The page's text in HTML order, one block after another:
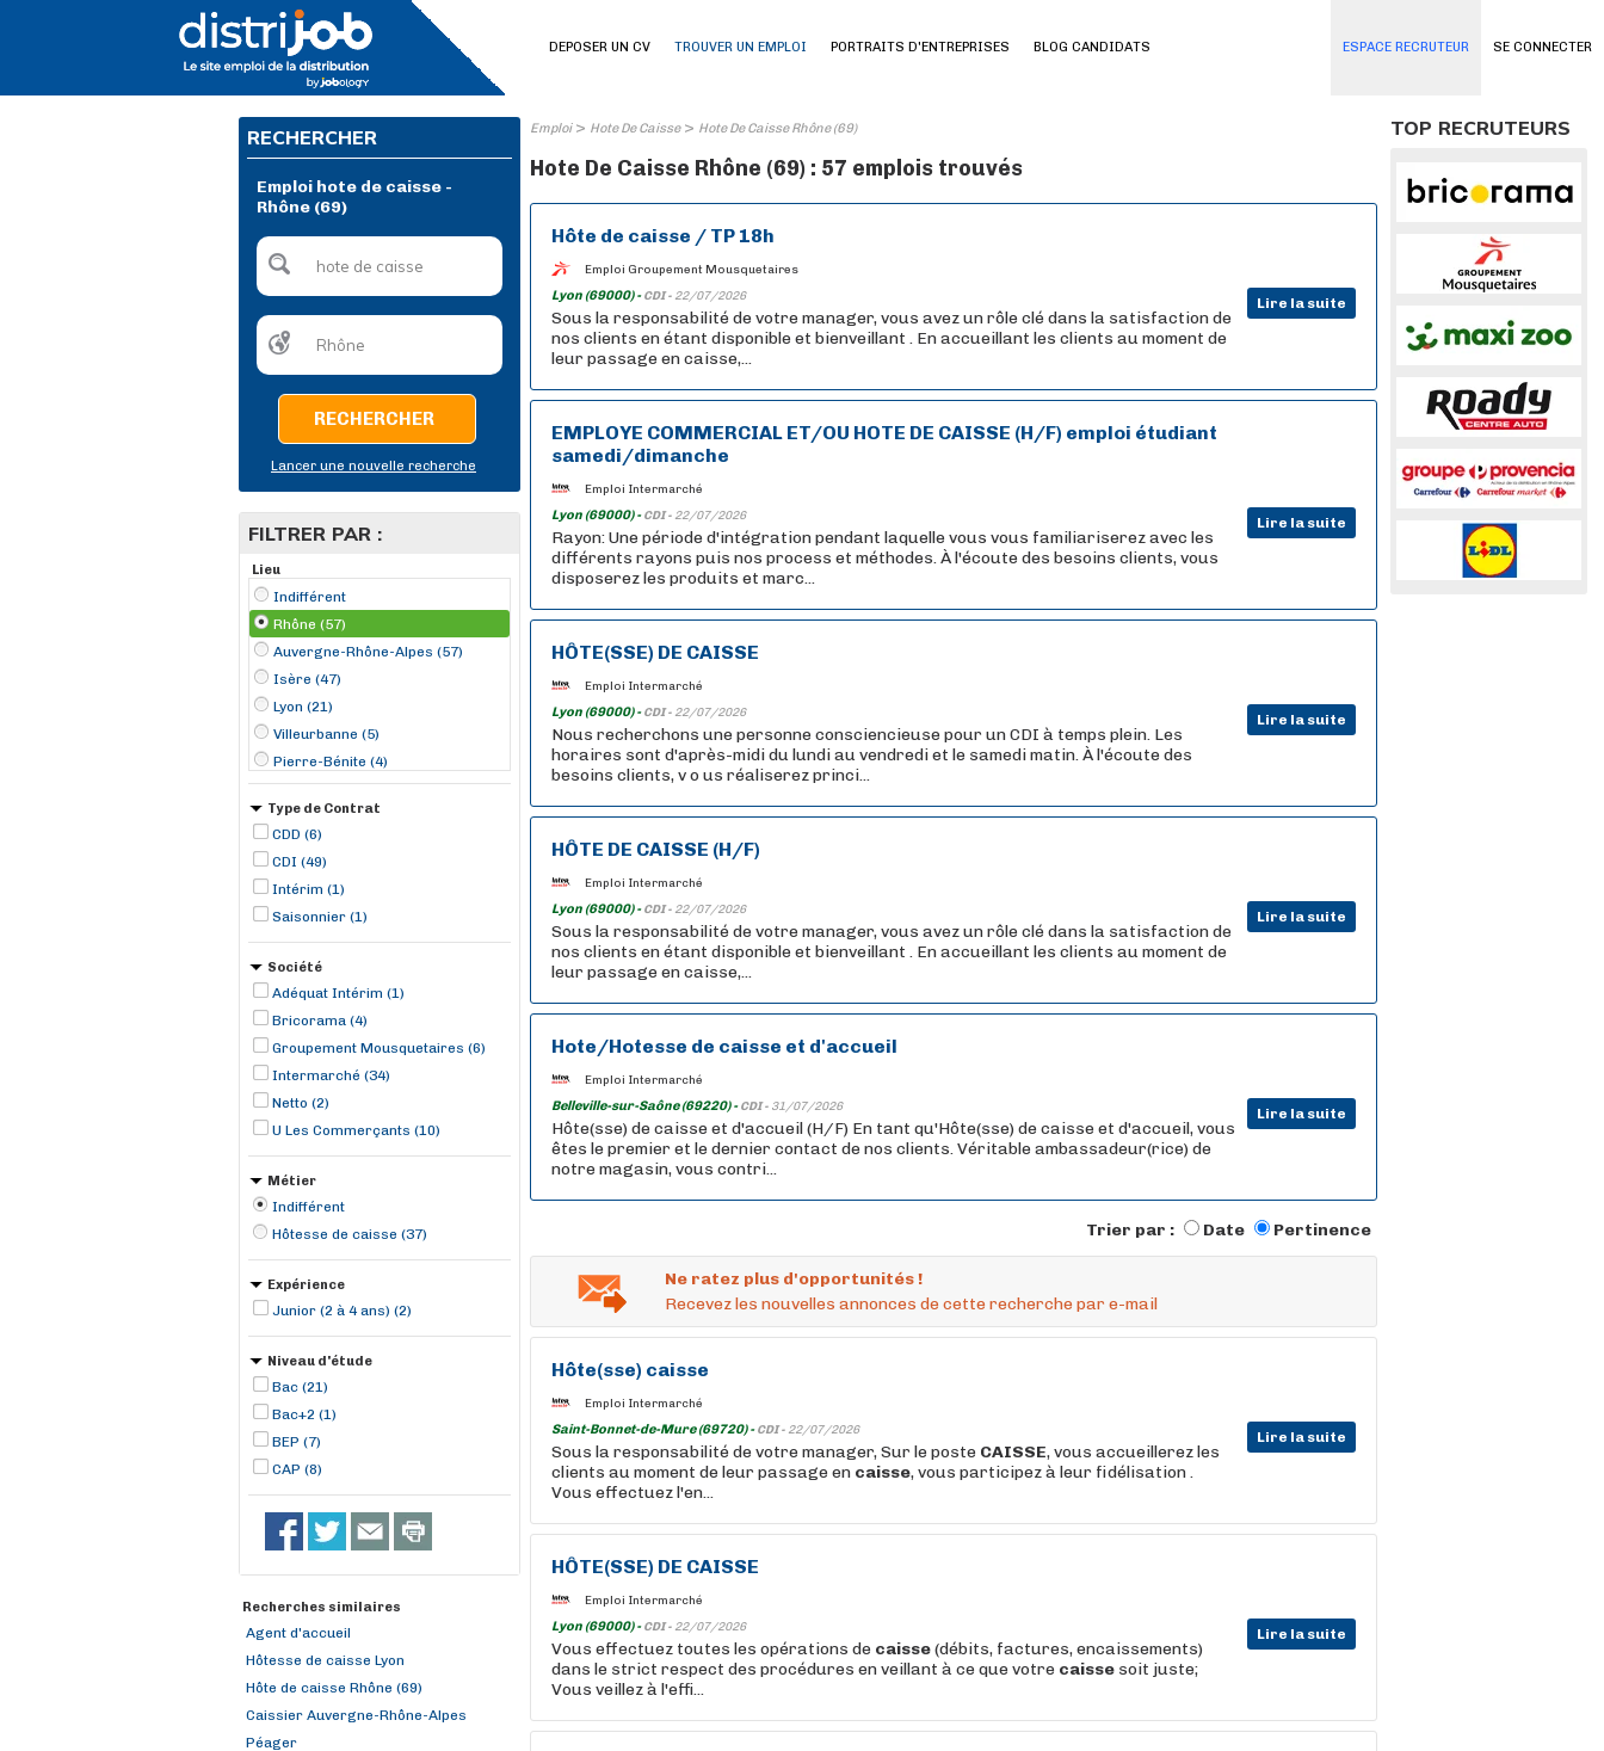
SE CONNECTER
DEPOSER UN CV TROUVER UN EMPLOI PORTRAITS D'ENTREPRISES BLOG CANDIDATS ESPACE RECRUTEUR
RECHERCHER
Emploi hote de caisse -
Rhône (69)
RECHERCHER
Lancer une nouvelle recherche
FILTRER PAR :
Lieu
Indifférent
Rhône (57)
Auvergne-Rhône-Alpes (57)
Isère (47)
Lyon (21)
Villeurbanne (5)
Pierre-Bénite (4)
Rillieux-la-Pape (3)
Saint-Bonnet-de-Mure (3)
Villefranche-sur-Saône (3)
Belleville-sur-Saône (2)
Bron (2)
Rochetaillée-sur-Saône (2)
Type de Contrat
CDD (6)
CDI (49)
Intérim (1)
Saisonnier (1)
Société
Adéquat Intérim (1)
Bricorama (4)
Groupement Mousquetaires (6)
Intermarché (34)
Netto (2)
U Les Commerçants (10)
Métier
Indifférent
Hôtesse de caisse (37)
Expérience
Junior (2 à 4 ans) (2)
Niveau d'étude
Bac (21)
Bac+2 (1)
BEP (7)
CAP (8)
Recherches similaires
Agent d'accueil
Hôtesse de caisse Lyon
Hôte de caisse Rhône (69)
Caissier Auvergne-Rhône-Alpes
Péager
Emploi> Hote De Caisse> Hote De Caisse Rhône (69)
Hote De Caisse Rhône (69) : 57 emplois trouvés
Hôte de caisse / TP 18h
Emploi Groupement Mousquetaires
Lyon (69000) -CDI - 22/07/2026 Lire la suite
Sous la responsabilité de votre manager, vous avez un rôle clé dans la satisfaction de
nos clients en étant disponible et bienveillant . En accueillant les clients au moment de
leur passage en caisse,...
EMPLOYE COMMERCIAL ET/OU HOTE DE CAISSE (H/F) emploi étudiant
samedi/dimanche
Emploi Intermarché
Lyon (69000) -CDI - 22/07/2026 Lire la suite
Rayon: Une période d'intégration pendant laquelle vous vous familiariserez avec les
différents rayons puis nos process et méthodes. À l'écoute des besoins clients, vous
disposerez les produits et marc...
HÔTE(SSE) DE CAISSE
Emploi Intermarché
Lyon (69000) -CDI - 22/07/2026 Lire la suite
Nous recherchons une personne consciencieuse pour un CDI à temps plein. Les
horaires sont d'après-midi du lundi au vendredi et le samedi matin. À l'écoute des
besoins clients, v o us réaliserez princi...
HÔTE DE CAISSE (H/F)
Emploi Intermarché
Lyon (69000) -CDI - 22/07/2026 Lire la suite
Sous la responsabilité de votre manager, vous avez un rôle clé dans la satisfaction de
nos clients en étant disponible et bienveillant . En accueillant les clients au moment de
leur passage en caisse,...
Hote/Hotesse de caisse et d'accueil
Emploi Intermarché
Belleville-sur-Saône (69220) -CDI - 31/07/2026 Lire la suite
Hôte(sse) de caisse et d'accueil (H/F) En tant qu'Hôte(sse) de caisse et d'accueil, vous
êtes le premier et le dernier contact de nos clients. Véritable ambassadeur(rice) de
notre magasin, vous contri...
Trier par : Date Pertinence
Ne ratez plus d'opportunités !
Recevez les nouvelles annonces de cette recherche par e-mail
Hôte(sse) caisse
Emploi Intermarché
Saint-Bonnet-de-Mure (69720) -CDI - 22/07/2026 Lire la suite
Sous la responsabilité de votre manager, Sur le poste CAISSE, vous accueillerez les
clients au moment de leur passage en caisse, vous participez à leur fidélisation .
Vous effectuez l'en...
HÔTE(SSE) DE CAISSE
Emploi Intermarché
Lyon (69000) -CDI - 22/07/2026 Lire la suite
Vous effectuez toutes les opérations de caisse(débits, factures, encaissements)
dans le strict respect des procédures en veillant à ce que votre caisse soit juste;
Vous veillez à l'effi...
TOP RECRUTEURS